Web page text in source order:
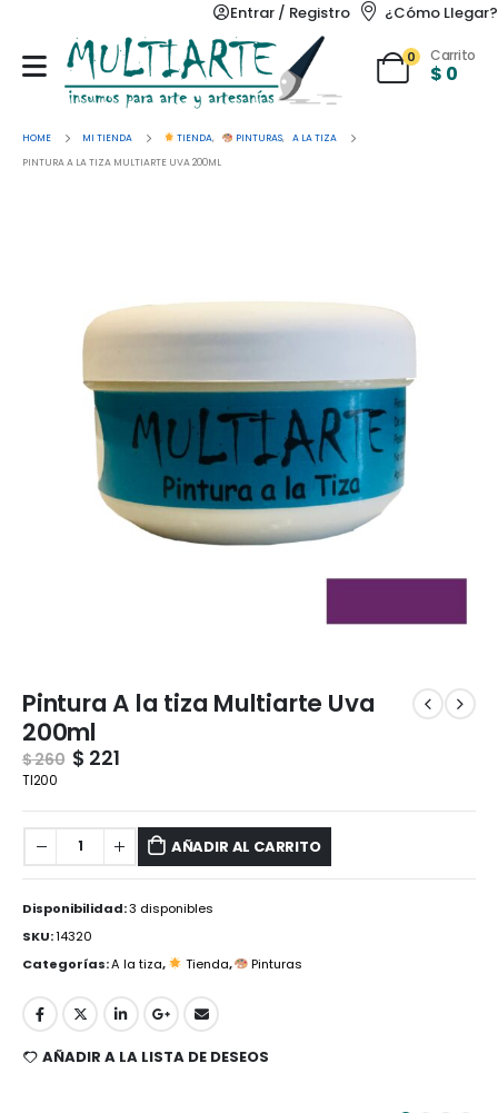
Entrar / Registro ¿Cómo Llegar?
0 Carrito
$ 0
HOME MI TIENDA TIENDA, PINTURAS, A LA TIZA
PINTURA A LA TIZA MULTIARTE UVA 200ML
Pintura A la tiza Multiarte Uva
200ml
$260 $ 221
TI200
AÑADIR AL CARRITO
Disponibilidad:3 disponibles
SKU:14320
Categorías:A la tiza, Tienda, Pinturas
AÑADIR A LA LISTA DE DESEOS